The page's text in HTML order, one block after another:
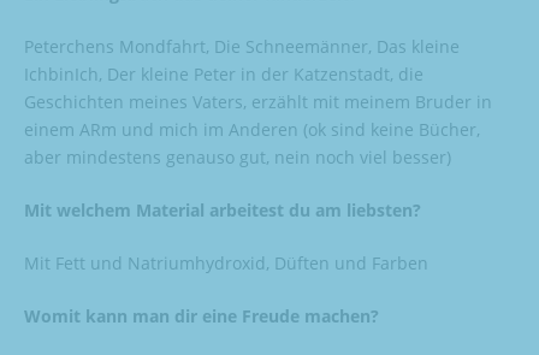
Peterchens Mondfahrt, Die Schneemänner, Das kleine
IchbinIch, Der kleine Peter in der Katzenstadt, die
Geschichten meines Vaters, erzählt mit meinem Bruder in
einem ARm und mich im Anderen (ok sind keine Bücher,
aber mindestens genauso gut, nein noch viel besser)
Mit welchem Material arbeitest du am liebsten?
Mit Fett und Natriumhydroxid, Düften und Farben
Womit kann man dir eine Freude machen?